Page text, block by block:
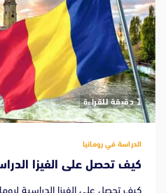
‫1 دقيقة للقراءة
الدراسة في رومانيا
كيف تحصل على الفيزا الدراسية